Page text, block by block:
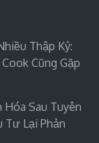
Thập Kỷ:
Cũng Gặp
Sau Tuyên
Tư Lại Phản